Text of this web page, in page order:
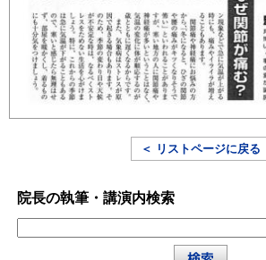
＜ リストページに戻る
院長の執筆・講演内検索